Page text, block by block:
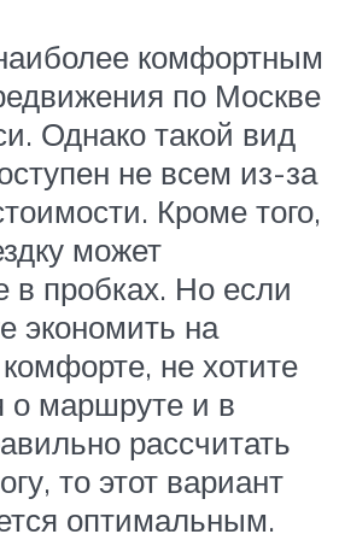
комфортным
по Москве
Однако такой вид
не всем из-за
Кроме того,
может
в пробках. Но если
экономить на
не хотите
о маршруте и в
рассчитать
то этот вариант
оптимальным.